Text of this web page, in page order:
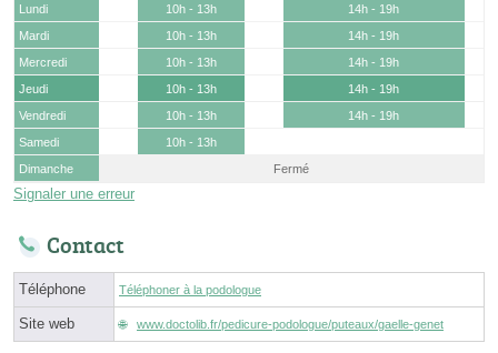
Lundi 10h - 13h
14h - 19h
Mardi
10h - 13h
14h - 19h
Mercredi
10h - 13h
14h - 19h
Jeudi
10h - 13h
14h - 19h
Vendredi
10h - 13h
14h - 19h
Samedi
10h - 13h
Dimanche
Fermé
Signaler une erreur
Contact
Téléphone Téléphoner à la podologue
Site web www.doctolib.fr/pedicure-podologue/puteaux/gaelle-genet